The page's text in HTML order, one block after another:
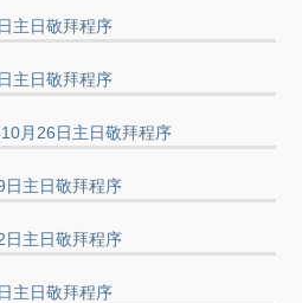
主日敬拜程序
主日敬拜程序
月26日主日敬拜程序
主日敬拜程序
主日敬拜程序
主日敬拜程序